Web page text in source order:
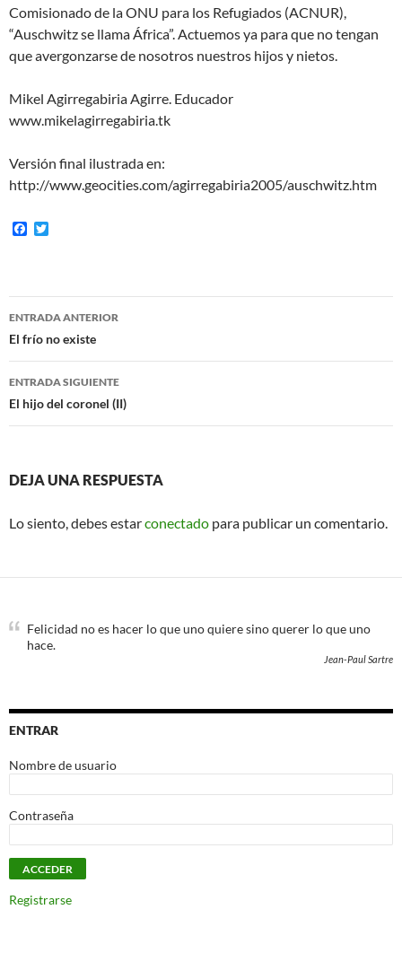
Comisionado de la ONU para los Refugiados (ACNUR),
“Auschwitz se llama África”. Actuemos ya para que no tengan
que avergonzarse de nosotros nuestros hijos y nietos.
Mikel Agirregabiria Agirre. Educador
www.mikelagirregabiria.tk
Versión final ilustrada en:
http://www.geocities.com/agirregabiria2005/auschwitz.htm
F
o
o
e
r
Navegación
de
entradas
ENTRADA ANTERIOR
El frío no existe
ENTRADA SIGUIENTE
El hijo del coronel (II)
DEJA UNA RESPUESTA
Lo siento, debes estarconectado para publicar un comentario.
Felicidad no es hacer lo que uno quiere sino querer lo que uno
hace.
Jean-Paul Sartre
ENTRAR
Nombre de usuario
Contraseña
Registrarse